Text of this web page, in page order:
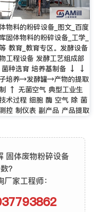
物料的粉碎设备_图文_百度
固体物料的粉碎设备_工学_
教育_教育专区。发酵设备
工程设备 发酵工艺组成部
菌种选育 培养基制备 ↓ ↓
培养→发酵罐→产物的提取
↑ 无菌空气 典型工业生
术过程 细胞 酶 空气 除 菌
控 制仪表 副产品 产品提取
固体废物粉碎设备
？
家工程师：